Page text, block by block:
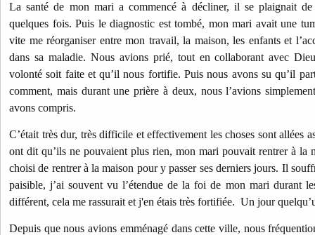
La santé de mon mari a commencé à décliner, il se plaignait de
quelques fois. Puis le diagnostic est tombé, mon mari avait une
vite me réorganiser entre mon travail, la maison, les enfants et
dans sa maladie. Nous avions prié, tout en collaborant avec
volonté soit faite et qu’il nous fortifie. Puis nous avons su qu’il
comment, mais durant une prière à deux, nous l’avions
avons compris.
C’était très dur, très difficile et effectivement les choses sont allées
ont dit qu’ils ne pouvaient plus rien, mon mari pouvait rentrer à la
choisi de rentrer à la maison pour y passer ses derniers jours. Il
paisible, j’ai souvent vu l’étendue de la foi de mon mari durant
différent, cela me rassurait et j'en étais très fortifiée. Un jour
Depuis que nous avions emménagé dans cette ville, nous